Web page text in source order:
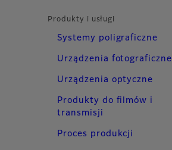
Produkty i usługi
Systemy poligraficzne
Urządzenia fotograficzne
Urządzenia optyczne
Produkty do filmów i
transmisji
Proces produkcji